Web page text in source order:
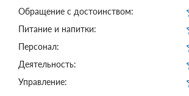
Обращение с достоинством:
Питание и напитки:
Персонал:
Деятельность:
Управление: